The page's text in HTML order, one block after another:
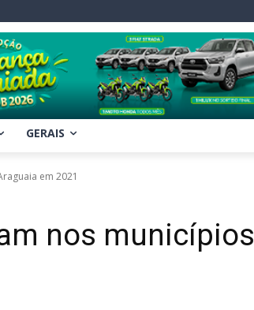
GERAIS
em 2021
nos municípios